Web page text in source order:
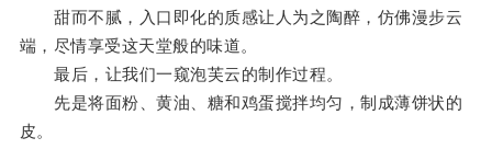
甜而不腻，入口即化的质感让人为之陶醉，仿佛漫步云
端，尽情享受这天堂般的味道。
最后，让我们一窥泡芙云的制作过程。
先是将面粉、黄油、糖和鸡蛋搅拌均匀，制成薄饼状的
皮。